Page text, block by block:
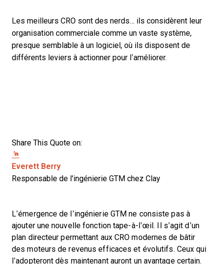
Les meilleurs CRO sont des nerds… ils considèrent leur
organisation commerciale comme un vaste système,
presque semblable à un logiciel, où ils disposent de
différents leviers à actionner pour l’améliorer.
Share This Quote on:
Share on Twitter
Share on Facebook
Everett BerryOpens new window
Responsable de l'ingénierie GTM chez Clay
L’émergence de l’ingénierie GTM ne consiste pas à
ajouter une nouvelle fonction tape-à-l’œil. Il s’agit d’un
plan directeur permettant aux CRO modernes de bâtir
des moteurs de revenus efficaces et évolutifs. Ceux qui
l’adopteront dès maintenant auront un avantage certain.